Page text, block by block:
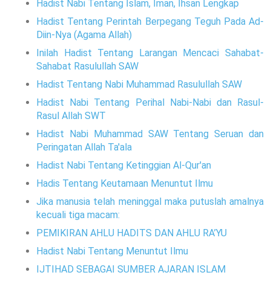
Hadist Nabi Tentang Islam, Iman, Ihsan Lengkap
Hadist Tentang Perintah Berpegang Teguh Pada Ad-
Diin-Nya (Agama Allah)
Inilah Hadist Tentang Larangan Mencaci Sahabat-
Sahabat Rasulullah SAW
Hadist Tentang Nabi Muhammad Rasulullah SAW
Hadist Nabi Tentang Perihal Nabi-Nabi dan Rasul-
Rasul Allah SWT
Hadist Nabi Muhammad SAW Tentang Seruan dan
Peringatan Allah Ta'ala
Hadist Nabi Tentang Ketinggian Al-Qur'an
Hadis Tentang Keutamaan Menuntut Ilmu
Jika manusia telah meninggal maka putuslah amalnya
kecuali tiga macam:
PEMIKIRAN AHLU HADITS DAN AHLU RA’YU
Hadist Nabi Tentang Menuntut Ilmu
IJTIHAD SEBAGAI SUMBER AJARAN ISLAM